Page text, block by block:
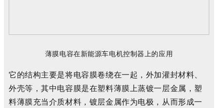
薄膜电容在新能源车电机控制器上的应用
它的结构主要是将电容膜卷绕在一起，外加灌封材料、
外壳等，其中电容膜是在塑料薄膜上蒸镀一层金属，塑
料薄膜充当介质材料，镀层金属作为电极，从而形成一